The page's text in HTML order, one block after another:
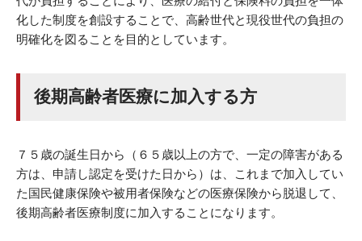
化した制度を創設することで、高齢世代と現役世代の負担の
明確化を図ることを目的としています。
後期高齢者医療に加入する方
７５歳の誕生日から（６５歳以上の方で、一定の障害がある
方は、申請し認定を受けた日から）は、これまで加入してい
た国民健康保険や被用者保険などの医療保険から脱退して、
後期高齢者医療制度に加入することになります。